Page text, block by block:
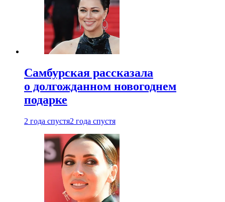
Самбурская рассказала
о долгожданном новогоднем
подарке
2 года спустя2 года спустя